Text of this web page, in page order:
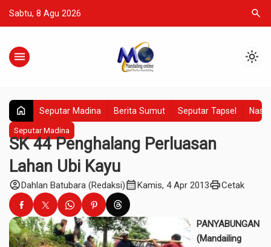
Sabtu, 8 Agu 2026 search
menu light_mode
home Seputar Madina Berita Sumut Seputar Tapsel
Seputar Madina
SK 44 Penghalang Perluasan
Lahan Ubi Kayu
account_circleDahlan Batubara (Redaksi)calendar_monthKamis, 4 Apr 2013printCetak
PANYABUNGAN
(Mandailing